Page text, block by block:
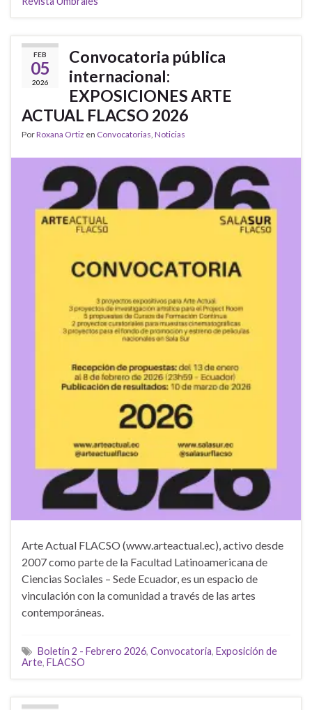
FEB
05
2026
Convocatoria pública
internacional:
EXPOSICIONES ARTE
ACTUAL FLACSO 2026
PorRoxana Ortiz en Convocatorias Noticias
Arte Actual FLACSO (www.arteactual.ec), activo desde
2007 como parte de la Facultad Latinoamericana de
Ciencias Sociales – Sede Ecuador, es un espacio de
vinculación con la comunidad a través de las artes
contemporáneas.
Boletín 2 - Febrero 2026, Convocatoria, Exposición de
Arte, FLACSO